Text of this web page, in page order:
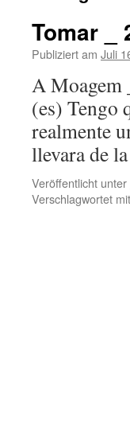
Tomar _
Publiziert am Juli
A
(es) Tengo
realmente
llevara de
Veröffentlicht unter
Verschlagwortet mit